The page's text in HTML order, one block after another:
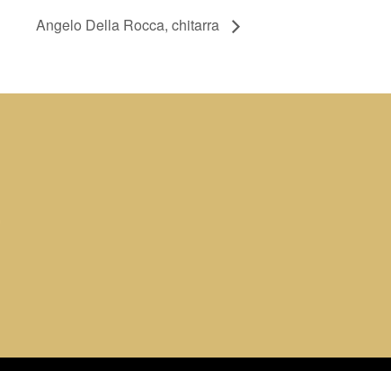
Angelo Della Rocca, chitarra